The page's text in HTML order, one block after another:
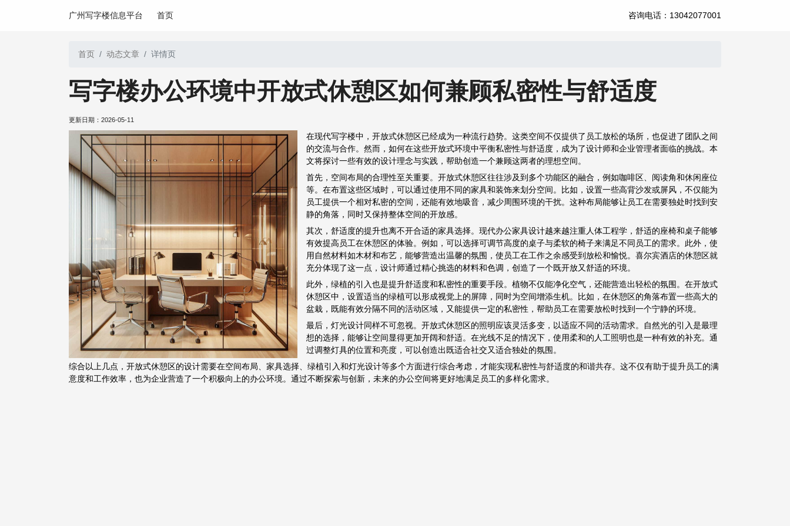
广州写字楼信息平台 首页 咨询电话：13042077001
首页 动态文章 详情页
写字楼办公环境中开放式休憩区如何兼顾私密性与舒适度
更新日期： 2026-05-11
在现代写字楼中，开放式休憩区已经成为一种流行趋势。这类空间不仅提供了员工放松的场所，也促进了团队之间
的交流与合作。然而，如何在这些开放式环境中平衡私密性与舒适度，成为了设计师和企业管理者面临的挑战。本
文将探讨一些有效的设计理念与实践，帮助创造一个兼顾这两者的理想空间。
首先，空间布局的合理性至关重要。开放式休憩区往往涉及到多个功能区的融合，例如咖啡区、阅读角和休闲座位
等。在布置这些区域时，可以通过使用不同的家具和装饰来划分空间。比如，设置一些高背沙发或屏风，不仅能为
员工提供一个相对私密的空间，还能有效地吸音，减少周围环境的干扰。这种布局能够让员工在需要独处时找到安
静的角落，同时又保持整体空间的开放感。
其次，舒适度的提升也离不开合适的家具选择。现代办公家具设计越来越注重人体工程学，舒适的座椅和桌子能够
有效提高员工在休憩区的体验。例如，可以选择可调节高度的桌子与柔软的椅子来满足不同员工的需求。此外，使
用自然材料如木材和布艺，能够营造出温馨的氛围，使员工在工作之余感受到放松和愉悦。喜尔宾酒店的休憩区就
充分体现了这一点，设计师通过精心挑选的材料和色调，创造了一个既开放又舒适的环境。
此外，绿植的引入也是提升舒适度和私密性的重要手段。植物不仅能净化空气，还能营造出轻松的氛围。在开放式
休憩区中，设置适当的绿植可以形成视觉上的屏障，同时为空间增添生机。比如，在休憩区的角落布置一些高大的
盆栽，既能有效分隔不同的活动区域，又能提供一定的私密性，帮助员工在需要放松时找到一个宁静的环境。
最后，灯光设计同样不可忽视。开放式休憩区的照明应该灵活多变，以适应不同的活动需求。自然光的引入是最理
想的选择，能够让空间显得更加开阔和舒适。在光线不足的情况下，使用柔和的人工照明也是一种有效的补充。通
过调整灯具的位置和亮度，可以创造出既适合社交又适合独处的氛围。
综合以上几点，开放式休憩区的设计需要在空间布局、家具选择、绿植引入和灯光设计等多个方面进行综合考虑，才能实现私密性与舒适度的和谐共存。这不仅有助于提升员工的满
意度和工作效率，也为企业营造了一个积极向上的办公环境。通过不断探索与创新，未来的办公空间将更好地满足员工的多样化需求。